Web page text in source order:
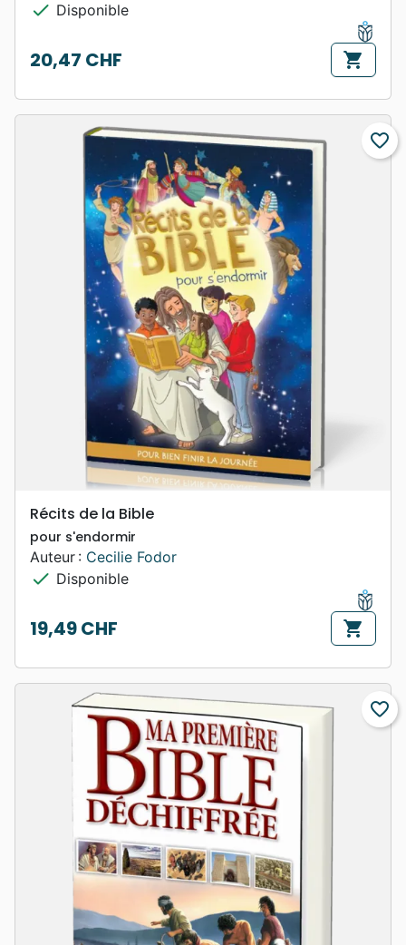
check Disponible
Prix
20,47 CHF shopping_cart
favorite_border
Récits de la Bible
pour s'endormir
Auteur : Cecilie Fodor
check Disponible
Prix
19,49 CHF shopping_cart
favorite_border